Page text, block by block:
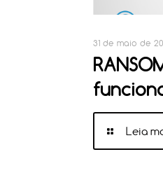
31 de maio de
Leia